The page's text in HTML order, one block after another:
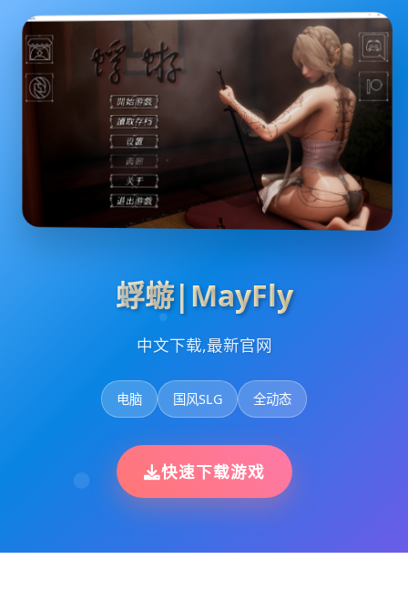
蜉蝣|MayFly
中文下载,最新官网
电脑 国风SLG 全动态
快速下载游戏